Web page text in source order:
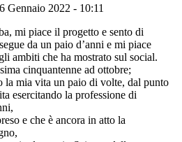
6 Gennaio 2022 - 10:11
mi piace il progetto e sento di
da un paio d’anni e mi piace
ambiti che ha mostrato sul social.
cinquantenne ad ottobre;
la mia vita un paio di volte, dal punto
esercitando la professione di
e che è ancora in atto la